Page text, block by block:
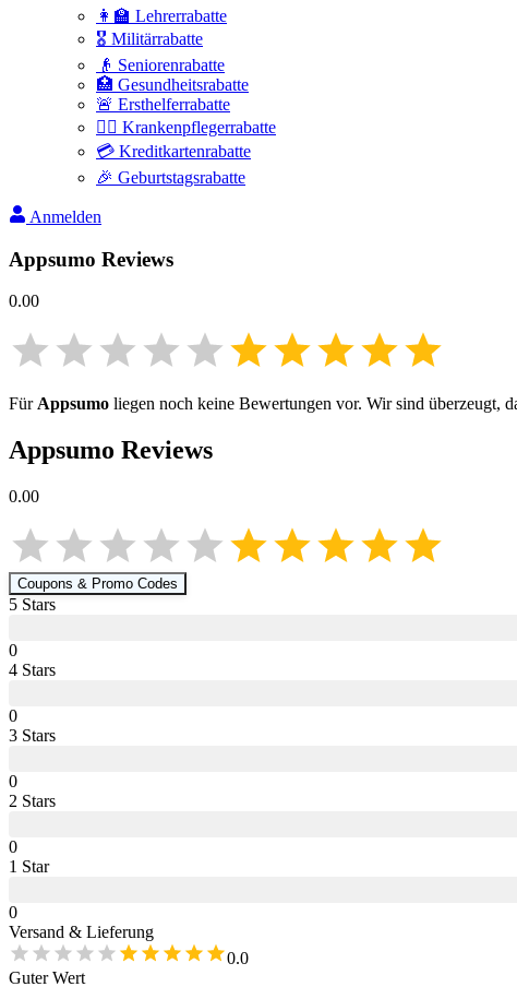
👩‍🏫 Lehrerrabatte
🎖️ Militärrabatte
👴 Seniorenrabatte
🏥 Gesundheitsrabatte
🚨 Ersthelferrabatte
👩‍⚕️ Krankenpflegerrabatte
💳 Kreditkartenrabatte
🎉 Geburtstagsrabatte
Anmelden
Appsumo Reviews
0.00
FürAppsumo liegen noch keine Bewertungen vor. Wir sind überzeugt,
Appsumo Reviews
0.00
Coupons & Promo Codes
5 Stars
0
4 Stars
0
3 Stars
0
2 Stars
0
1 Star
0
Versand & Lieferung
0.0
Guter Wert